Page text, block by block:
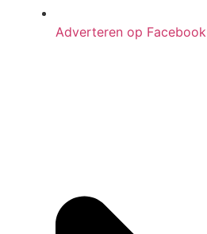
Adverteren op Facebook